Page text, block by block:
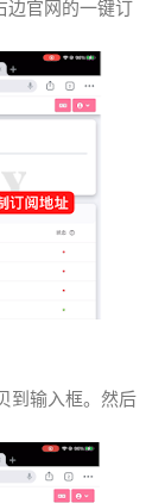
边官网的一键订
到输入框。然后